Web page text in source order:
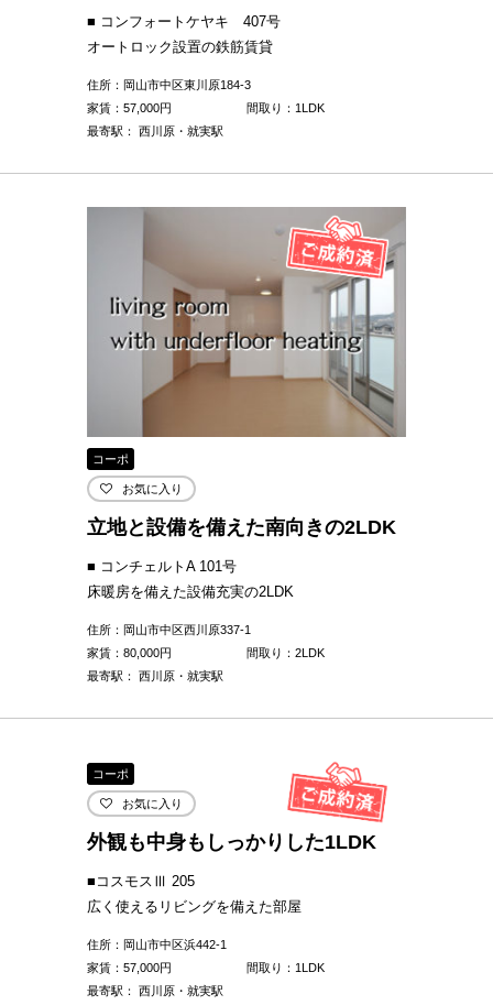
■ コンフォートケヤキ 407号
オートロック設置の鉄筋賃貸
住所：岡山市中区東川原184-3
家賃： 57,000円
間取り：1LDK
最寄駅： 西川原・就実駅
コーポ
お気に入り
立地と設備を備えた南向きの2LDK
■ コンチェルトA 101号
床暖房を備えた設備充実の2LDK
住所：岡山市中区西川原337-1
家賃： 80,000円
間取り：2LDK
最寄駅： 西川原・就実駅
コーポ
お気に入り
外観も中身もしっかりした1LDK
■コスモスⅢ 205
広く使えるリビングを備えた部屋
住所：岡山市中区浜442-1
家賃： 57,000円
間取り：1LDK
最寄駅： 西川原・就実駅